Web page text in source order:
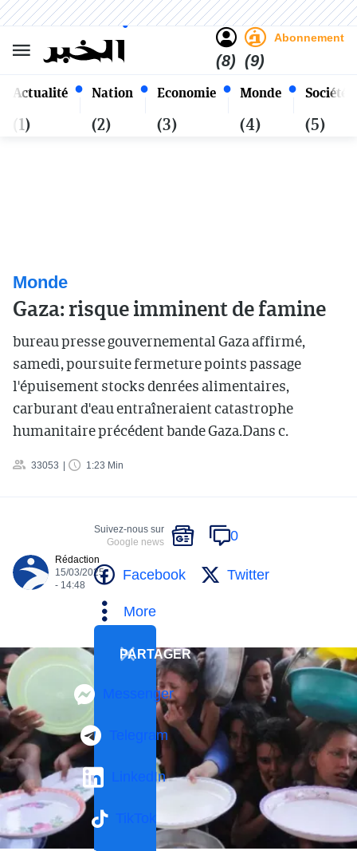
Actualité
(1)
Nation
(2)
Economie
(3)
Monde
(4)
Société
(5)
(8)
Abonnement
(9)
Vendredi 23 Safar 1448 - 07
Août 2026
Alger
Monde
Gaza: risque imminent de famine
bureau presse gouvernemental Gaza affirmé,
samedi, poursuite fermeture points passage
l'épuisement stocks denrées alimentaires,
carburant d'eau entraîneraient catastrophe
humanitaire précédent bande Gaza.Dans c.
33053 1:23 Min
Rédaction
15/03/2025
- 14:48
Suivez-nous sur
Google news
0
Facebook Twitter
More
PARTAGER
Messenger
Telegram
LinkedIn
TikTok